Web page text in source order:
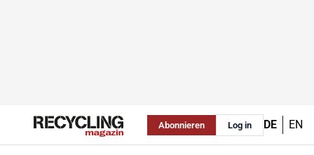
Abonnieren Log in DE EN